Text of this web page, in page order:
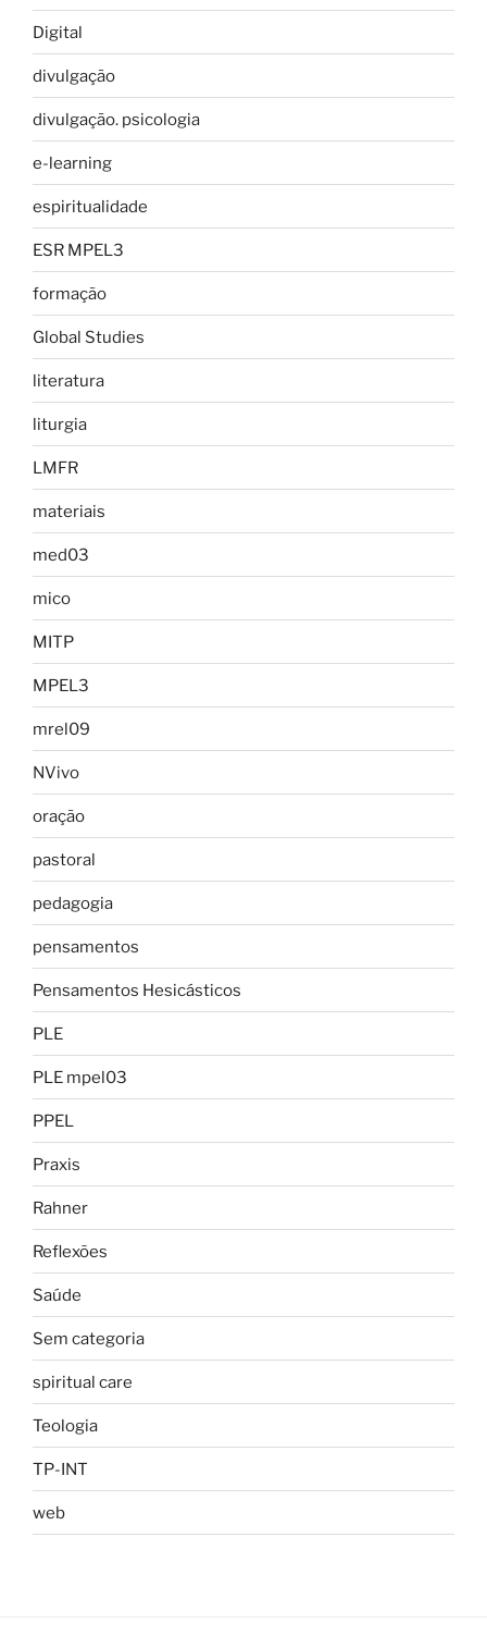
Digital
divulgação
divulgação. psicologia
e-learning
espiritualidade
ESR MPEL3
formação
Global Studies
literatura
liturgia
LMFR
materiais
med03
mico
MITP
MPEL3
mrel09
NVivo
oração
pastoral
pedagogia
pensamentos
Pensamentos Hesicásticos
PLE
PLE mpel03
PPEL
Praxis
Rahner
Reflexões
Saúde
Sem categoria
spiritual care
Teologia
TP-INT
web